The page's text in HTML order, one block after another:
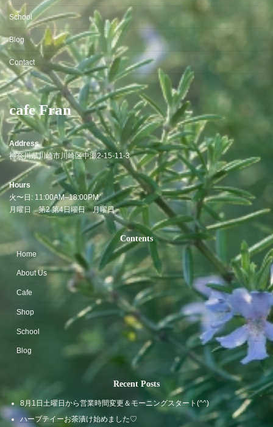
School
Blog
Contact
cafe Fran
Address
神奈川県川崎市川崎区中瀬2-15-11-3
Hours
火〜日: 11:00AM–18:00PM
月曜日第2 第4日曜日 月曜日
Contents
Home
About Us
Cafe
Shop
School
Blog
Recent Posts
8月1日土曜日から営業時間変更＆モーニングスタート(^^)
ハーブテイーお茶漬け始めました♡